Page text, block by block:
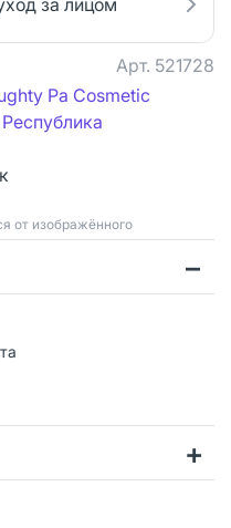
Арт. 521728
Pa Cosmetic
от изображённого